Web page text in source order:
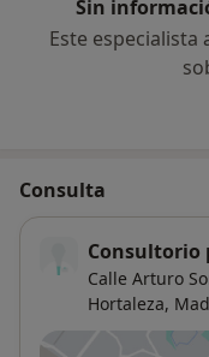
Sin
Este
Consulta
Consultorio
Calle Arturo
Hortaleza,